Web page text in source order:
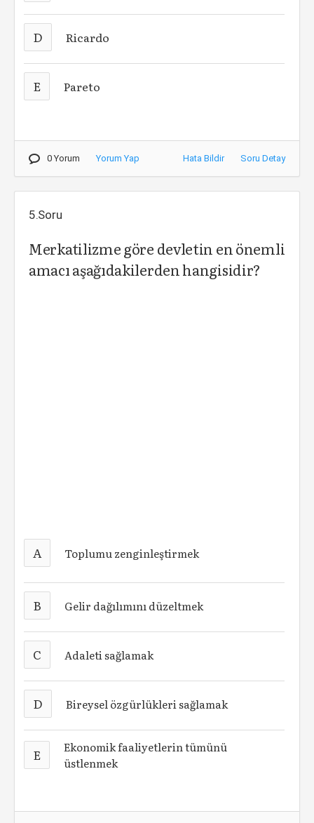
D Ricardo
E Pareto
0 Yorum Yorum Yap Hata Bildir Soru Detay
5.Soru
Merkatilizme göre devletin en önemli
amacı aşağıdakilerden hangisidir?
A Toplumu zenginleştirmek
B Gelir dağılımını düzeltmek
C Adaleti sağlamak
D Bireysel özgürlükleri sağlamak
E
Ekonomik faaliyetlerin tümünü
üstlenmek